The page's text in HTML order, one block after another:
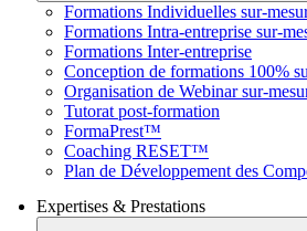
Formations Individuelles sur-
Formations Intra-entreprise sur-
Formations Inter-entreprise
Conception de formations 100%
Organisation de Webinar sur-
Tutorat post-formation
FormaPrest™
Coaching RESET™
Plan de Développement des
Expertises & Prestations